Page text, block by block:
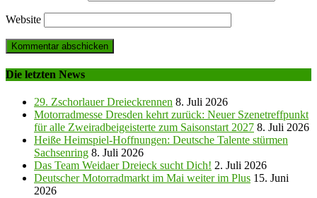
Website
Die letzten News
29. Zschorlauer Dreieckrennen 8. Juli 2026
Motorradmesse Dresden kehrt zurück: Neuer Szenetreffpunkt
für alle Zweiradbeigeisterte zum Saisonstart 2027 8. Juli 2026
Heiße Heimspiel-Hoffnungen: Deutsche Talente stürmen
Sachsenring 8. Juli 2026
Das Team Weidaer Dreieck sucht Dich! 2. Juli 2026
Deutscher Motorradmarkt im Mai weiter im Plus 15. Juni
2026